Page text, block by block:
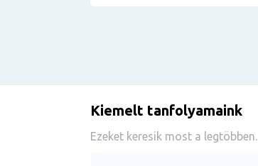
Kiemelt tanfolyamaink
Ezeket keresik most a legtöbben.